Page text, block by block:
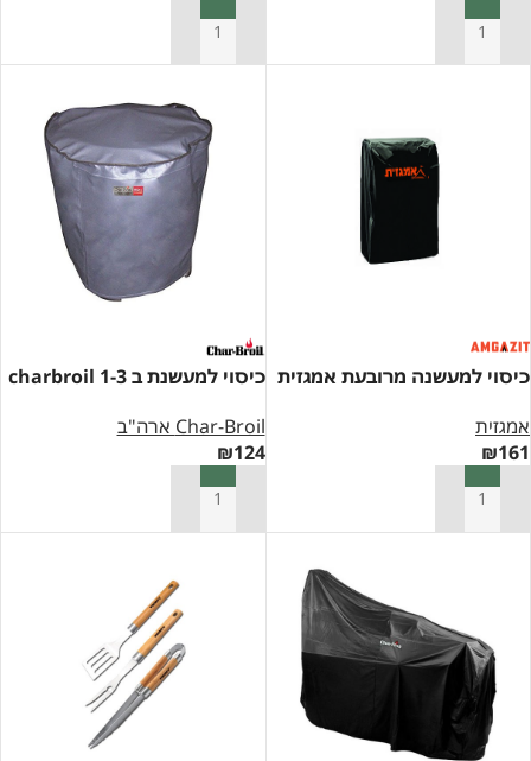
הוספה לסל הוספה לסל
כיסוי למעשנה מרובעת אמגזית
אמגזית
₪161
הוספה לסל
כיסוי למעשנת ב 1-3 charbroil
Char-Broil ארה"ב
₪124
הוספה לסל